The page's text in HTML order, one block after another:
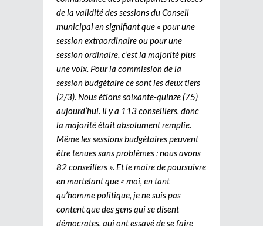
de la validité des sessions du Conseil
municipal en signifiant que « pour une
session extraordinaire ou pour une
session ordinaire, c’est la majorité plus
une voix. Pour la commission de la
session budgétaire ce sont les deux tiers
(2/3). Nous étions soixante-quinze (75)
aujourd’hui. Il y a 113 conseillers, donc
la majorité était absolument remplie.
Même les sessions budgétaires peuvent
être tenues sans problèmes ; nous avons
82 conseillers ». Et le maire de poursuivre
en martelant que « moi, en tant
qu’homme politique, je ne suis pas
content que des gens qui se disent
démocrates, qui ont essayé de se faire